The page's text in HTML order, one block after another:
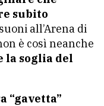
subito
all’Arena di
è così neanche
la soglia del
“gavetta”